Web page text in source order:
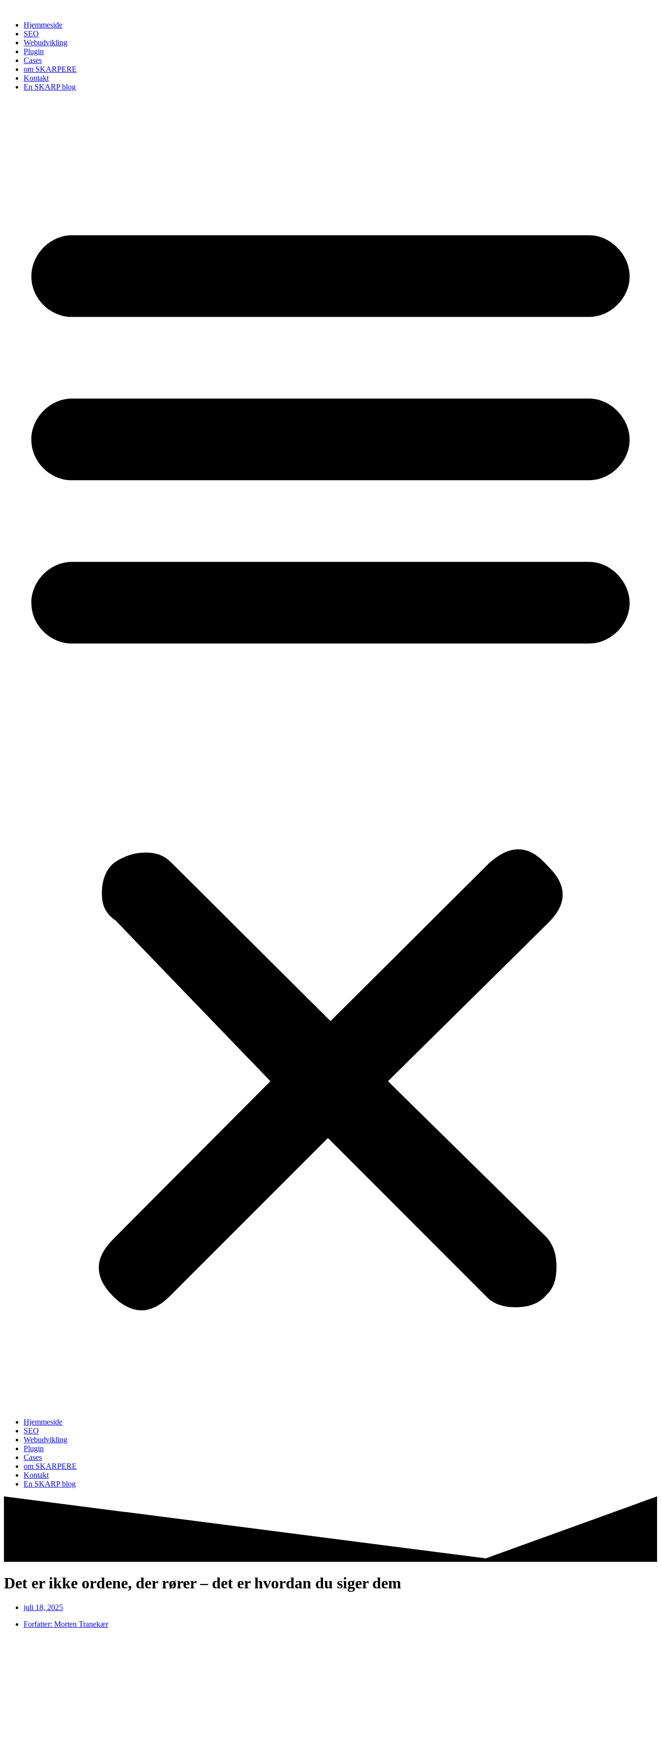
indholdHjemmeside
SEO
Webudvikling
Plugin
Cases
om SKARPERE
Kontakt
En SKARP blog
Hjemmeside
SEO
Webudvikling
Plugin
Cases
om SKARPERE
Kontakt
En SKARP blog
Det er ikke ordene, der rører – det er hvordan du siger dem
juli 18, 2025
Forfatter: Morten Tranekær